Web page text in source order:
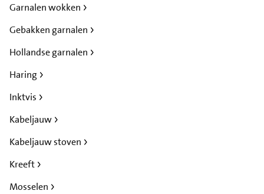
Garnalen wokken
Gebakken garnalen
Hollandse garnalen
Haring
Inktvis
Kabeljauw
Kabeljauw stoven
Kreeft
Mosselen